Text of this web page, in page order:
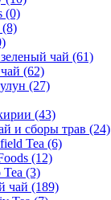
(0)
(8)
чай (61)
(62)
(27)
(43)
и сборы трав (24)
Tea (6)
(12)
(3)
чай (189)